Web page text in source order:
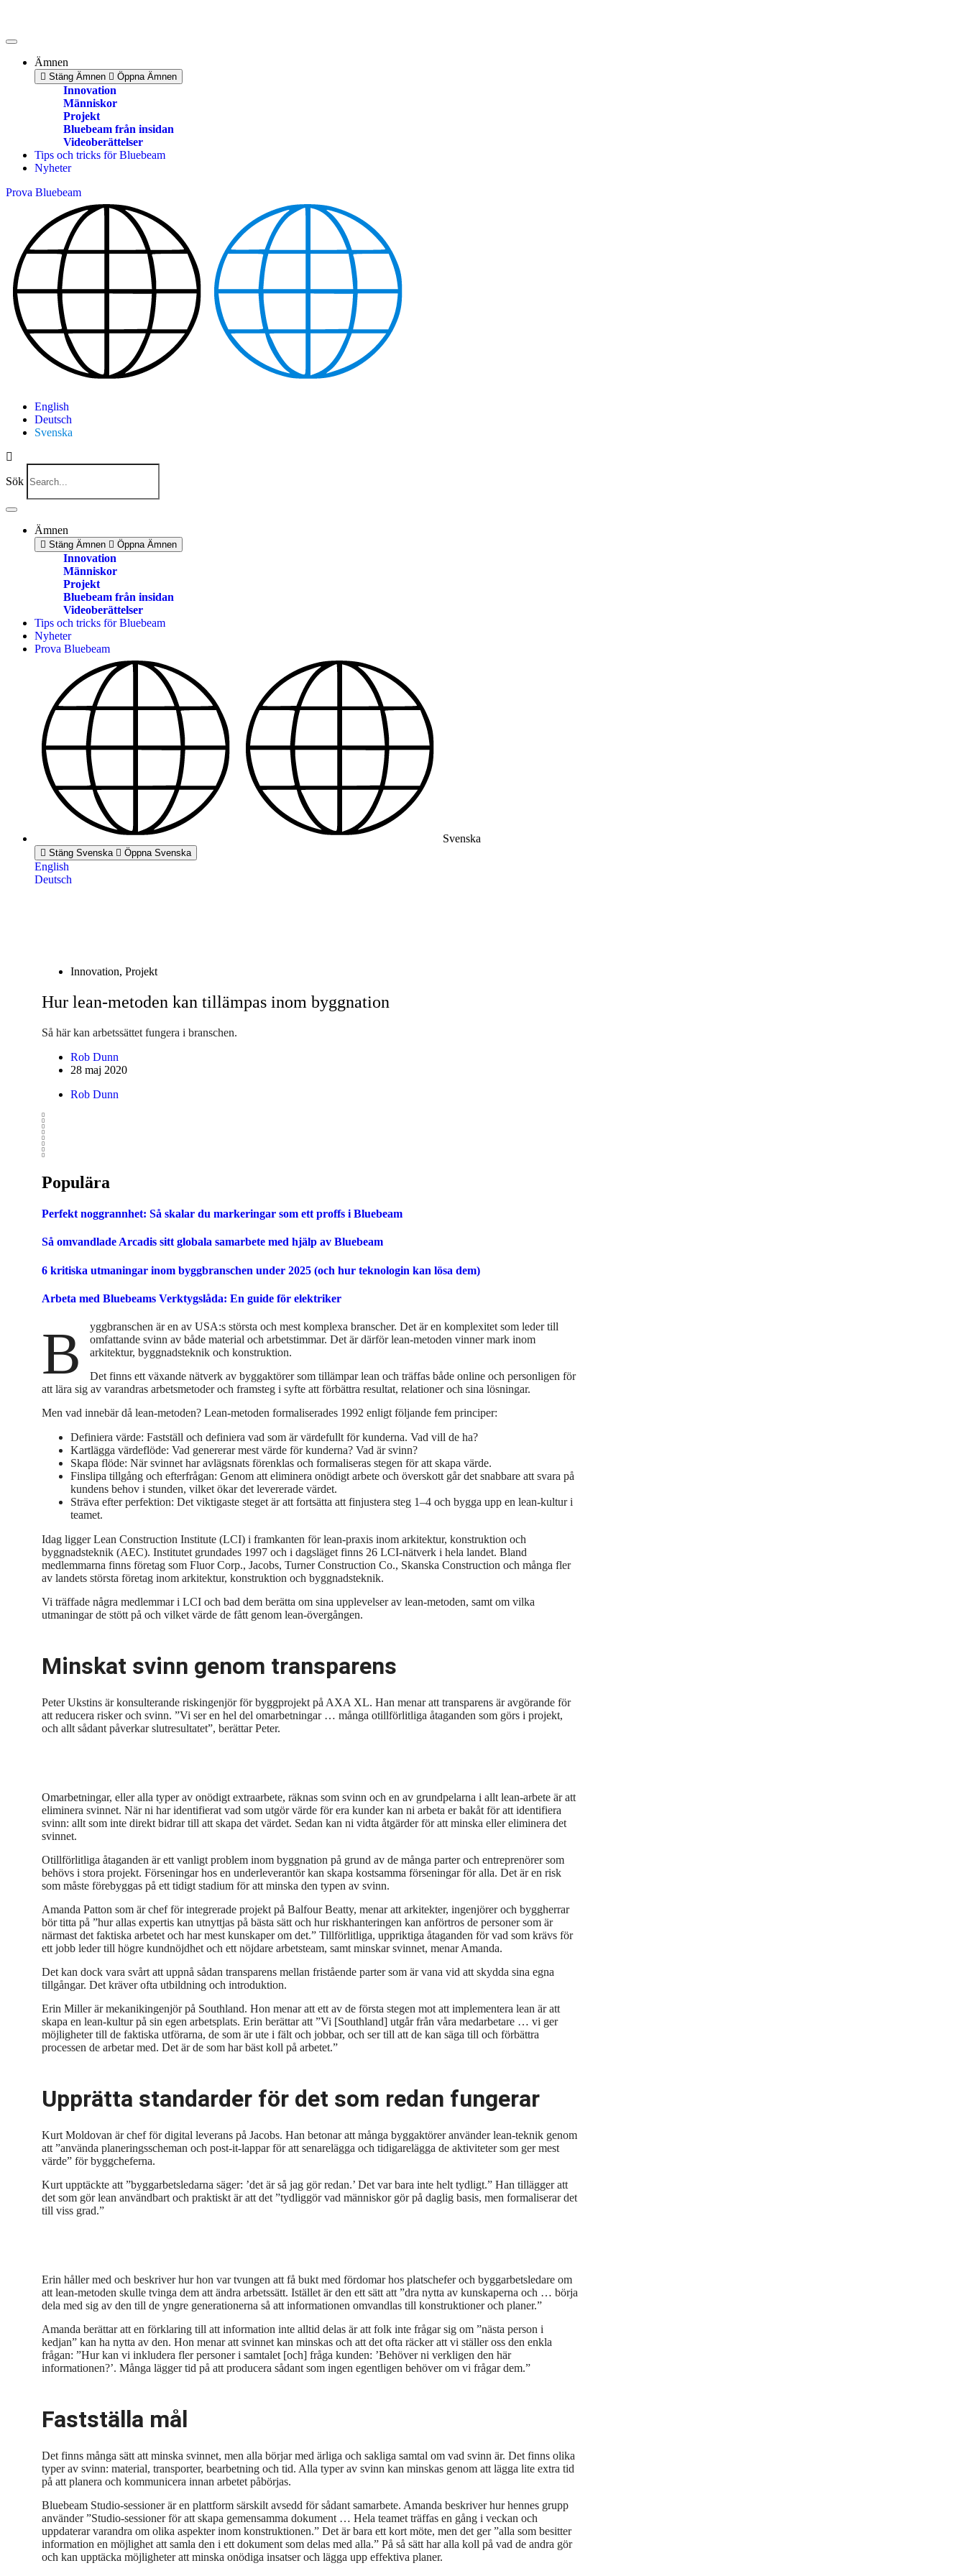
content
Ämnen
Stäng Ämnen Öppna Ämnen
Innovation
Människor
Projekt
Bluebeam från insidan
Videoberättelser
Tips och tricks för Bluebeam
Nyheter
Prova Bluebeam
English
Deutsch
Svenska
Sök
Ämnen
Stäng Ämnen Öppna Ämnen
Innovation
Människor
Projekt
Bluebeam från insidan
Videoberättelser
Tips och tricks för Bluebeam
Nyheter
Prova Bluebeam
Svenska
Stäng Svenska Öppna Svenska
English
Deutsch
Innovation, Projekt
Hur lean-metoden kan tillämpas inom byggnation
Så här kan arbetssättet fungera i branschen.
Rob Dunn
28 maj 2020
Rob Dunn
Populära
Perfekt noggrannhet: Så skalar du markeringar som ett proffs i Bluebeam
Så omvandlade Arcadis sitt globala samarbete med hjälp av Bluebeam
6 kritiska utmaningar inom byggbranschen under 2025 (och hur teknologin kan lösa dem)
Arbeta med Bluebeams Verktygslåda: En guide för elektriker
Byggbranschen är en av USA:s största och mest komplexa branscher. Det är en komplexitet som leder till
omfattande svinn av både material och arbetstimmar. Det är därför lean-metoden vinner mark inom
arkitektur, byggnadsteknik och konstruktion.
Det finns ett växande nätverk av byggaktörer som tillämpar lean och träffas både online och personligen för
att lära sig av varandras arbetsmetoder och framsteg i syfte att förbättra resultat, relationer och sina lösningar.
Men vad innebär då lean-metoden? Lean-metoden formaliserades 1992 enligt följande fem principer:
Definiera värde: Fastställ och definiera vad som är värdefullt för kunderna. Vad vill de ha?
Kartlägga värdeflöde: Vad genererar mest värde för kunderna? Vad är svinn?
Skapa flöde: När svinnet har avlägsnats förenklas och formaliseras stegen för att skapa värde.
Finslipa tillgång och efterfrågan: Genom att eliminera onödigt arbete och överskott går det snabbare att svara på
kundens behov i stunden, vilket ökar det levererade värdet.
Sträva efter perfektion: Det viktigaste steget är att fortsätta att finjustera steg 1–4 och bygga upp en lean-kultur i
teamet.
Idag ligger Lean Construction Institute (LCI) i framkanten för lean-praxis inom arkitektur, konstruktion och
byggnadsteknik (AEC). Institutet grundades 1997 och i dagsläget finns 26 LCI-nätverk i hela landet. Bland
medlemmarna finns företag som Fluor Corp., Jacobs, Turner Construction Co., Skanska Construction och många fler
av landets största företag inom arkitektur, konstruktion och byggnadsteknik.
Vi träffade några medlemmar i LCI och bad dem berätta om sina upplevelser av lean-metoden, samt om vilka
utmaningar de stött på och vilket värde de fått genom lean-övergången.
Minskat svinn genom transparens
Peter Ukstins är konsulterande riskingenjör för byggprojekt på AXA XL. Han menar att transparens är avgörande för
att reducera risker och svinn. ”Vi ser en hel del omarbetningar … många otillförlitliga åtaganden som görs i projekt,
och allt sådant påverkar slutresultatet”, berättar Peter.
Omarbetningar, eller alla typer av onödigt extraarbete, räknas som svinn och en av grundpelarna i allt lean-arbete är att
eliminera svinnet. När ni har identifierat vad som utgör värde för era kunder kan ni arbeta er bakåt för att identifiera
svinn: allt som inte direkt bidrar till att skapa det värdet. Sedan kan ni vidta åtgärder för att minska eller eliminera det
svinnet.
Otillförlitliga åtaganden är ett vanligt problem inom byggnation på grund av de många parter och entreprenörer som
behövs i stora projekt. Förseningar hos en underleverantör kan skapa kostsamma förseningar för alla. Det är en risk
som måste förebyggas på ett tidigt stadium för att minska den typen av svinn.
Amanda Patton som är chef för integrerade projekt på Balfour Beatty, menar att arkitekter, ingenjörer och byggherrar
bör titta på ”hur allas expertis kan utnyttjas på bästa sätt och hur riskhanteringen kan anförtros de personer som är
närmast det faktiska arbetet och har mest kunskaper om det.” Tillförlitliga, uppriktiga åtaganden för vad som krävs för
ett jobb leder till högre kundnöjdhet och ett nöjdare arbetsteam, samt minskar svinnet, menar Amanda.
Det kan dock vara svårt att uppnå sådan transparens mellan fristående parter som är vana vid att skydda sina egna
tillgångar. Det kräver ofta utbildning och introduktion.
Erin Miller är mekanikingenjör på Southland. Hon menar att ett av de första stegen mot att implementera lean äratt
skapa en lean-kulturpå sin egen arbetsplats. Erin berättar att ”Vi [Southland] utgår från våra medarbetare … vi ger
möjligheter till de faktiska utförarna, de som är ute i fält och jobbar, och ser till att de kan säga till och förbättra
processen de arbetar med. Det är de som har bäst koll på arbetet.”
Upprätta standarder för det som redan fungerar
Kurt Moldovan är chef för digital leverans på Jacobs. Han betonar att många byggaktörer använder lean-teknik genom
att ”använda planeringsscheman och post-it-lappar för att senarelägga och tidigarelägga de aktiviteter som ger mest
värde” för byggcheferna.
Kurt upptäckte att ”byggarbetsledarna säger: ’det är så jag gör redan.’ Det var bara inte helt tydligt.” Han tillägger att
det som gör lean användbart och praktiskt är att det ”tydliggör vad människor gör på daglig basis, men formaliserar det
till viss grad.”
Erin håller med och beskriver hur hon var tvungen att få bukt med fördomar hos platschefer och byggarbetsledare om
att lean-metoden skulle tvinga dem att ändra arbetssätt. Istället är den ett sätt att ”dra nytta av kunskaperna och … börja
dela med sig av den till de yngre generationerna så att informationen omvandlas till konstruktioner och planer.”
Amanda berättar att en förklaring till att information inte alltid delas är att folk inte frågar sig om ”nästa person i
kedjan” kan ha nytta av den. Hon menar att svinnet kan minskas och att det ofta räcker att vi ställer oss den enkla
frågan: ”Hur kan vi inkludera fler personer i samtalet [och] fråga kunden: ’Behöver ni verkligen den här
informationen?’. Många lägger tid på att producera sådant som ingen egentligen behöver om vi frågar dem.”
Fastställa mål
Det finns många sätt att minska svinnet, men alla börjar med ärliga och sakliga samtal om vad svinn är. Det finns olika
typer av svinn: material, transporter, bearbetning och tid. Alla typer av svinn kan minskas genom att lägga lite extra tid
på att planera och kommunicera innan arbetet påbörjas.
Bluebeam Studio-sessionerär en plattform särskilt avsedd för sådant samarbete. Amanda beskriver hur hennes grupp
använder ”Studio-sessioner för att skapa gemensamma dokument … Hela teamet träffas en gång i veckan och
uppdaterar varandra om olika aspekter inom konstruktionen.” Det är bara ett kort möte, men det ger ”alla som besitter
information en möjlighet att samla den i ett dokument som delas med alla.” På så sätt har alla koll på vad de andra gör
och kan upptäcka möjligheter att minska onödiga insatser och lägga upp effektiva planer.